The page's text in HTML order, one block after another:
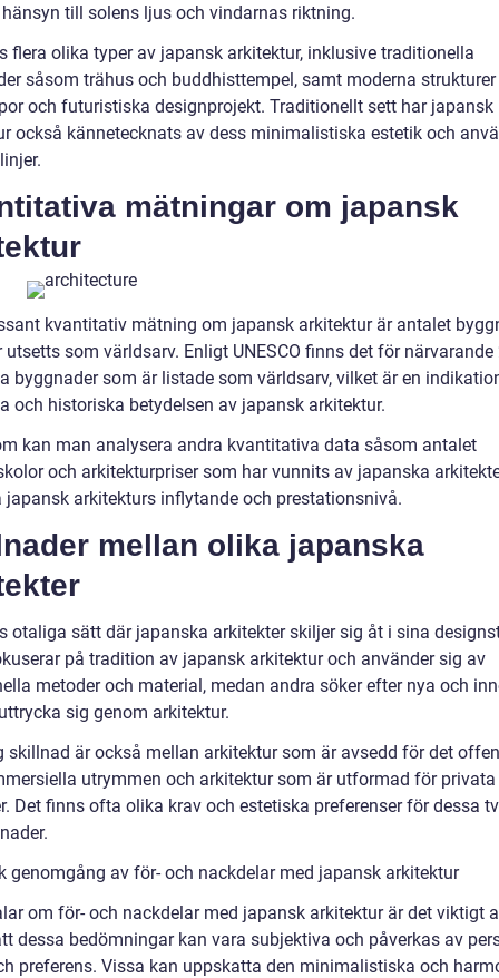
till solens ljus och vindarnas riktning.
flera olika typer av japansk arkitektur, inklusive traditionella
såsom trähus och buddhisttempel, samt moderna
och futuristiska designprojekt. Traditionellt sett har japansk
också kännetecknats av dess minimalistiska estetik och
mätningar om japansk
kvantitativ mätning om japansk arkitektur är antalet
utsetts som världsarv. Enligt UNESCO finns det för närvarande
byggnader som är listade som världsarv, vilket är en
och historiska betydelsen av japansk arkitektur.
kan man analysera andra kvantitativa data såsom antalet
och arkitekturpriser som har vunnits av japanska
japansk arkitekturs inflytande och prestationsnivå.
mellan olika japanska
otaliga sätt där japanska arkitekter skiljer sig åt i sina
på tradition av japansk arkitektur och använder sig av
metoder och material, medan andra söker efter nya och
sig genom arkitektur.
skillnad är också mellan arkitektur som är avsedd för det
utrymmen och arkitektur som är utformad för privata
Det finns ofta olika krav och estetiska preferenser för dessa
genomgång av för- och nackdelar med japansk arkitektur
om för- och nackdelar med japansk arkitektur är det viktigt
dessa bedömningar kan vara subjektiva och påverkas av
preferens. Vissa kan uppskatta den minimalistiska och